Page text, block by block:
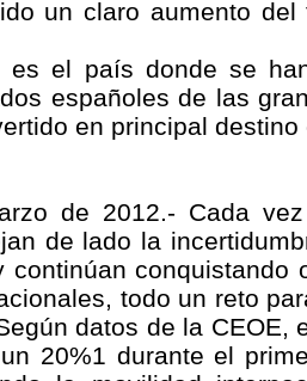
un claro aumento
es el país donde se
españoles de las
en principal
de 2012.- Cada
de lado la
continúan conquistando
todo un reto
datos de la CEOE,
20%1 durante el